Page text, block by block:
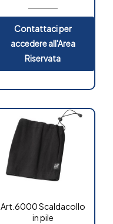
Contattaci per
accedere all'Area
Riservata
Art.6000 Scaldacollo
in pile